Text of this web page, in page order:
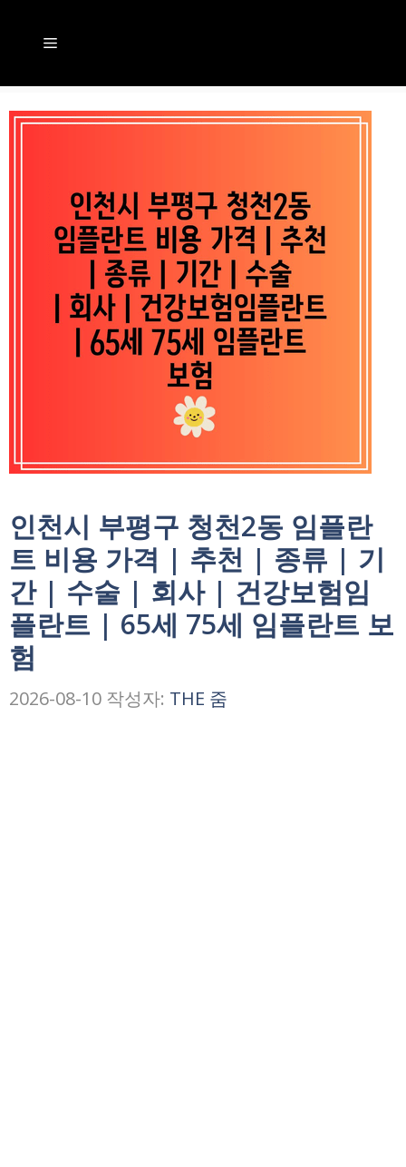
로
메
뉴
인천시 부평구 청천2동 임플란
트 비용 가격 | 추천 | 종류 | 기
간 | 수술 | 회사 | 건강보험임
플란트 | 65세 75세 임플란트 보
험
2026-08-10 작성자: THE 줌